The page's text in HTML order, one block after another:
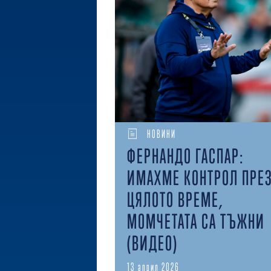
НОВИНИ
ФЕРНАНДО ГАСПАР:
ИМАХМЕ КОНТРОЛ
ЦЯЛОТО ВРЕМЕ,
МОМЧЕТАТА СА ТЪЖНИ
(ВИДЕО)
13 април 2026